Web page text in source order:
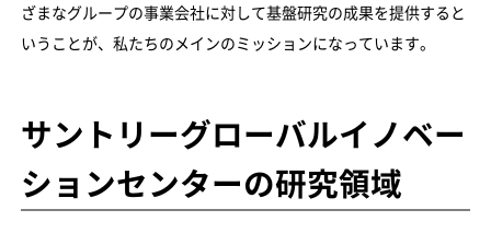
ざまなグループの事業会社に対して基盤研究の成果を提供すると
いうことが、私たちのメインのミッションになっています。
サントリーグローバルイノベー
ションセンターの研究領域